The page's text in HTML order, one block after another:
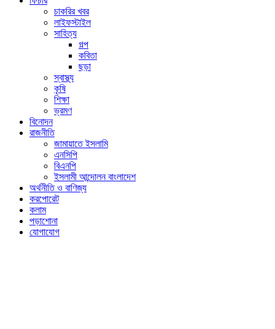
চাকরির খবর
লাইফস্টাইল
সাহিত্য
গল্প
কবিতা
ছড়া
স্বাস্থ্য
কৃষি
শিক্ষা
ভ্রমণ
বিনোদন
রাজনীতি
জামায়াতে ইসলামি
এনসিপি
বিএনপি
ইসলামী আন্দোলন বাংলাদেশ
অর্থনীতি ও বাণিজ্য
করপোরেট
কলাম
পড়াশোনা
যোগাযোগ